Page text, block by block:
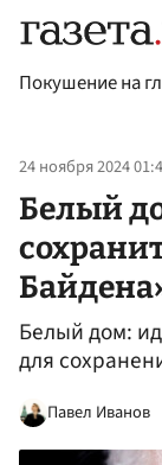
Покушение на
24 ноября 2024
Белый
Белый дом:
для
Павел Иванов